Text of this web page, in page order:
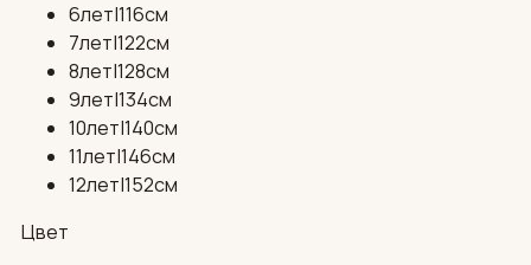
6лет|116см
7лет|122см
8лет|128см
9лет|134см
10лет|140см
11лет|146см
12лет|152см
Цвет